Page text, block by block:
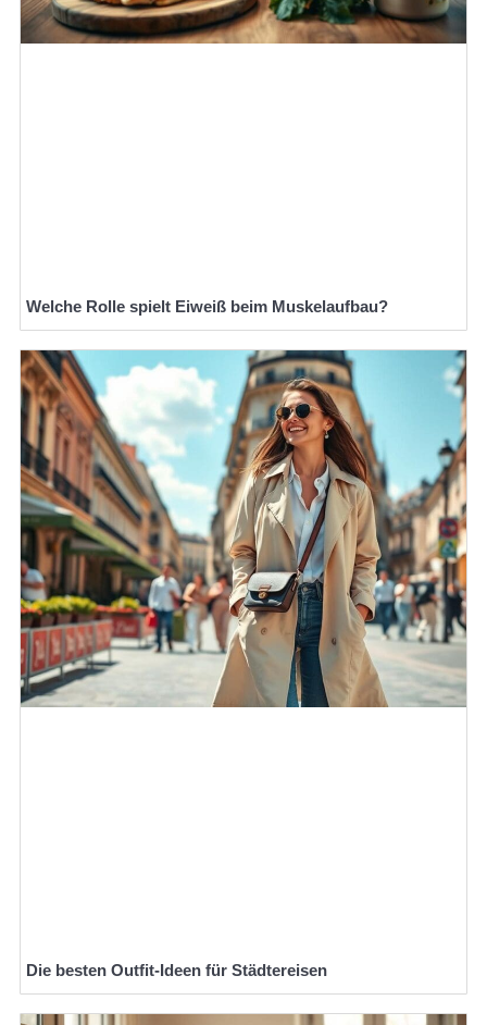
Welche Rolle spielt Eiweiß beim Muskelaufbau?
Die besten Outfit-Ideen für Städtereisen